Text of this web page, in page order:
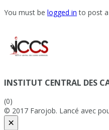
You must be logged in to post a
INSTITUT CENTRAL DES
(0)
© 2017 Farojob. Lancé avec
×